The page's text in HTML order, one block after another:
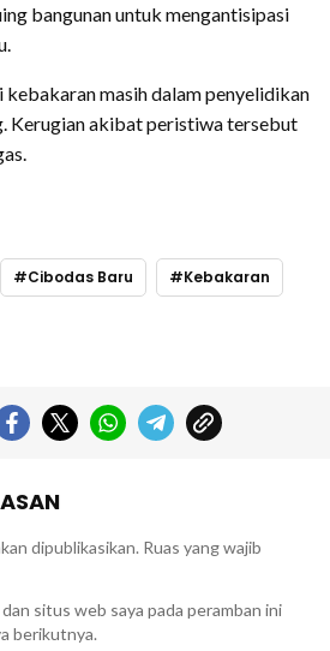
bangunan untuk mengantisipasi
kebakaran masih dalam penyelidikan
Kerugian akibat peristiwa tersebut
Cibodas Baru Kebakaran
dipublikasikan. Ruas yang wajib
dan situs web saya pada peramban ini
berikutnya.